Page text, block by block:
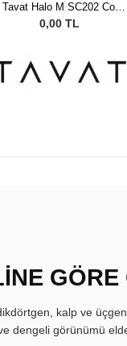
Tavat Halo M SC202 Col
LGN SC202
0,00 TL
kalp ve
dengeli görünümü